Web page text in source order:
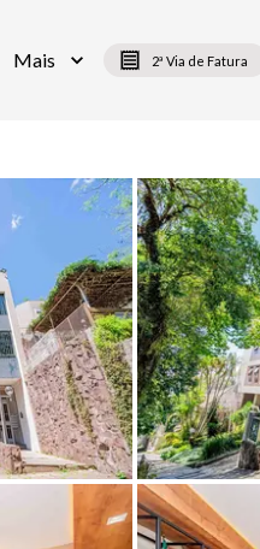
Mais 2ª Via de Fatura